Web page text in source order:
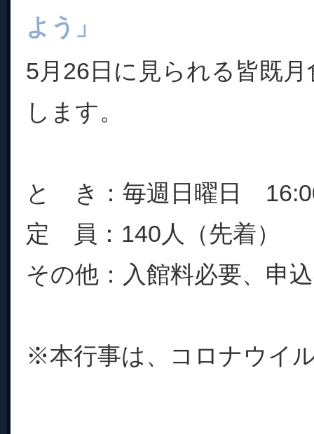
よう」
5月26日に見られる皆既
します。
と き：毎週日曜日
定 員：140人（先着）
その他：入館料必要、申
※本行事は、コロナウイ